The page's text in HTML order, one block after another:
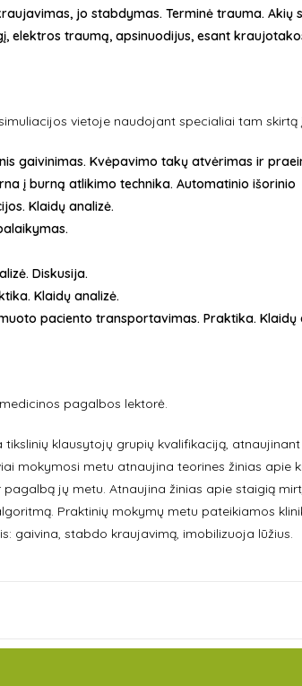
jo stabdymas. Terminė trauma. Akių
elektros traumą, apsinuodijus, esant
vietoje naudojant specialiai tam skirtą
gaivinimas. Kvėpavimo takų atvėrimas ir
į burną atlikimo technika. Automatinio išorinio
Klaidų analizė.
Diskusija.
Klaidų analizė.
paciento transportavimas. Praktika. Klaidų
pagalbos lektorė.
klausytojų grupių kvalifikaciją, atnaujinant
mokymosi metu atnaujina teorines žinias apie
jų metu. Atnaujina žinias apie staigią
Praktinių mokymų metu pateikiamos
gaivina, stabdo kraujavimą, imobilizuoja lūžius.